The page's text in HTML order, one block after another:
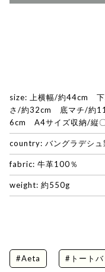
size: 上横幅/約44cm
さ/約32cm 底マチ/約
6cm A4サイズ収納/縦
country: バングラデシュ
fabric: 牛革100％
weight: 約550g
#Aeta #トートバ